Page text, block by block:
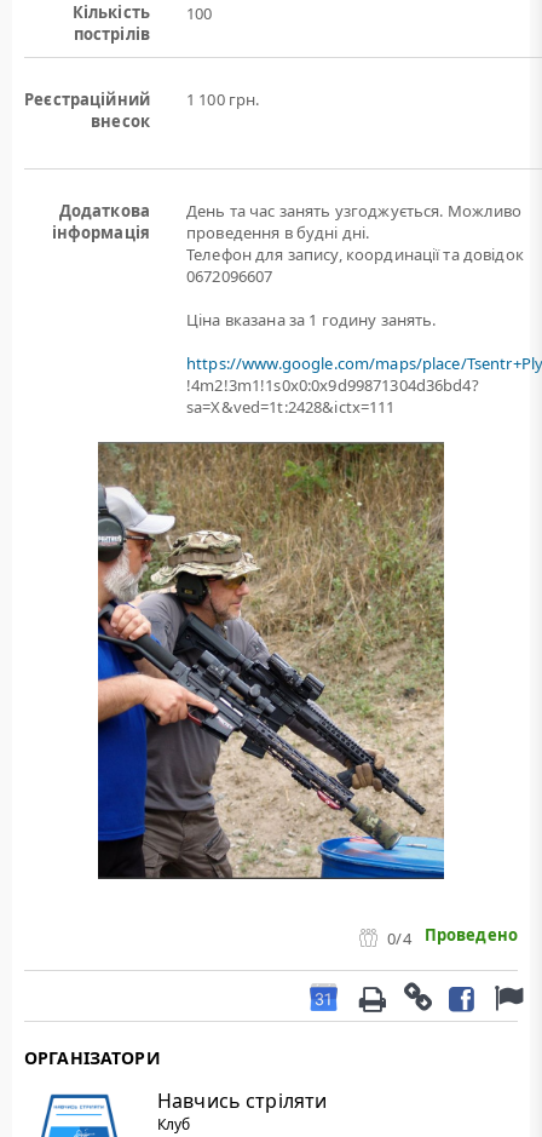
Кількість
пострілів
100
Реєстраційний
внесок
1 100 грн.
Додаткова
інформація
День та час занять узгоджується. Можливо
проведення в будні дні.
Телефон для запису, координації та довідок
0672096607
Ціна вказана за 1 годину занять.
https://www.google.com/maps/place/
!4m2!3m1!1s0x0:0x9d99871304d36bd4?
sa=X&ved=1t:2428&ictx=111
0/4 Проведено
ОРГАНІЗАТОРИ
Навчись стріляти
Клуб